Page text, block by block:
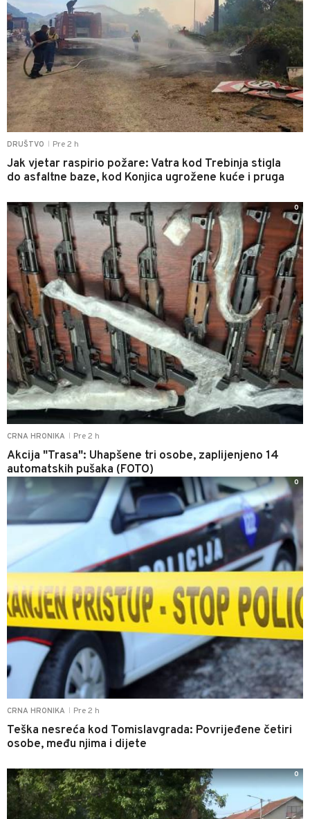
DRUŠTVO Pre 2 h
Jak vjetar raspirio požare: Vatra kod Trebinja stigla
do asfaltne baze, kod Konjica ugrožene kuće i pruga
CRNA HRONIKA Pre 2 h
Akcija "Trasa": Uhapšene tri osobe, zaplijenjeno 14
automatskih pušaka (FOTO)
0
CRNA HRONIKA Pre 2 h
Teška nesreća kod Tomislavgrada: Povrijeđene četiri
osobe, među njima i dijete
0
0